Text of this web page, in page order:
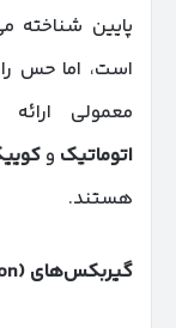
پایین شناخته
است، اما حس
معمولی
اتوماتیک و
هستند.
گیربکس‌های